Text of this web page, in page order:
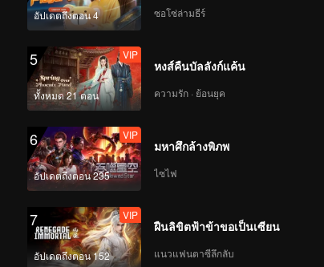
อัปเดตถึงตอน 4 ซอโซ่ล่ามธีร์
5
ทั้งหมด 21 ตอน
VIP
หงส์คืนบัลลังก์แค้น
ความรัก · ย้อนยุค
6
อัปเดตถึงตอน 235
VIP
มหาศึกล้างพิภพ
ไซไฟ
7
อัปเดตถึงตอน 152
VIP
ฝืนลิขิตฟ้าข้าขอเป็นเซียน
แนวแฟนตาซีลึกลับ